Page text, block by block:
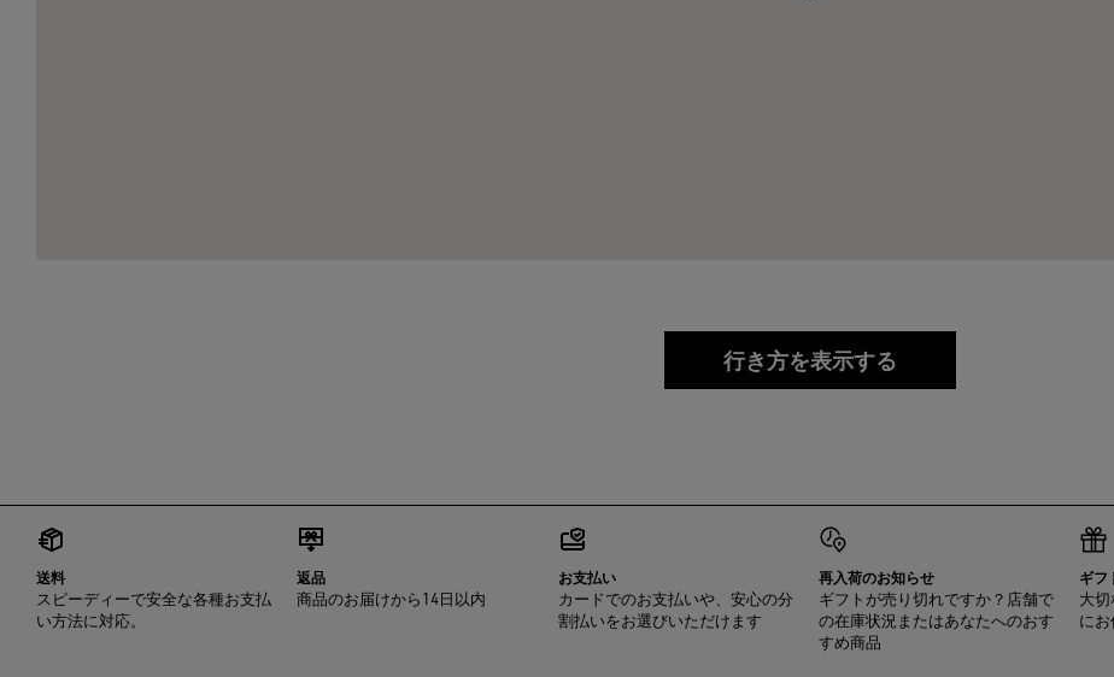
行き方を表示する
送料
スピーディーで安全な各種お支払
い方法に対応。
返品
商品のお届けから14日以内
お支払い
カードでのお支払いや、安心の分
割払いをお選びいただけます
再入荷のお知らせ
ギフトが売り切れですか？店舗で
の在庫状況またはあなたへのおす
すめ商品
ギフ
大
に